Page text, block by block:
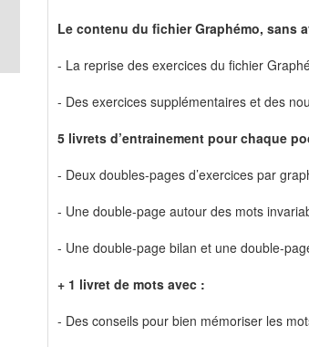
Le contenu du fichier Graphémo, sans
- La reprise des exercices du fichier
- Des exercices supplémentaires et des
5 livrets d’entrainement pour chaque
- Deux doubles-pages d’exercices par
- Une double-page autour des mots
- Une double-page bilan et une double-
+ 1 livret de mots avec :
- Des conseils pour bien mémoriser les